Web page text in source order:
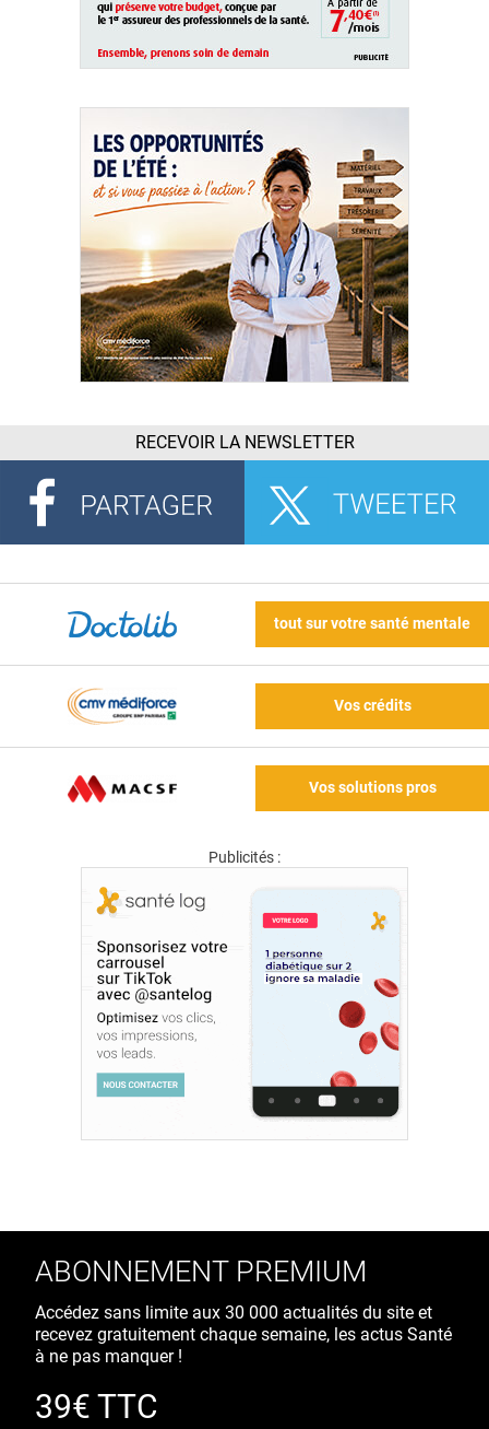
RECEVOIR LA NEWSLETTER
tout sur votre santé mentale
Vos crédits
Vos solutions pros
Publicités :
ABONNEMENT PREMIUM
Accédez sans limite aux 30 000 actualités du site et
recevez gratuitement chaque semaine, les actus Santé
à ne pas manquer !
39€ TTC